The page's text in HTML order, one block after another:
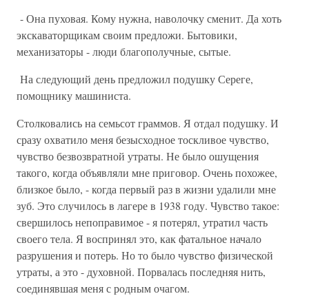
- Она пуховая. Кому нужна, наволочку сменит. Да хоть
экскаваторщикам своим предложи. Бытовики,
механизаторы - люди благополучные, сытые.
На следующий день предложил подушку Сереге,
помощнику машиниста.
Столковались на семьсот граммов. Я отдал подушку. И
сразу охватило меня безысходное тоскливое чувство,
чувство безвозвратной утраты. Не было ошущения
такого, когда объявляли мне приговор. Очень похожее,
близкое было, - когда первый раз в жизни удалили мне
зуб. Это случилось в лагере в 1938 году. Чувство такое:
свершилось непоправимое - я потерял, утратил часть
своего тела. Я воспринял это, как фатальное начало
разрушения и потерь. Но то было чувство физической
утраты, а это - духовной. Порвалась последняя нить,
соединявшая меня с родным очагом.